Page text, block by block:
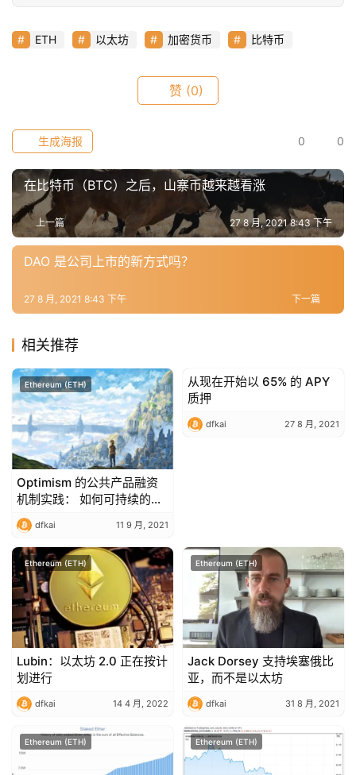
r
9
9
常
用
工
具
推
荐
ETH 以太坊 加密货币 比特币
赞 (0)
0 0
生成海报
在比特币（BTC）之后，山寨币越来越看涨
上一篇 27 8 月, 2021 8:43 下午
DAO 是公司上市的新方式吗？
下一篇
27 8 月, 2021 8:43 下午
相关推荐
Ethereum (ETH)
Optimism 的公共产品融资
机制实践： 如何可持续的为
公共产品提供资金？
dfkai 11 9 月, 2021
Ethereum (ETH)
从现在开始以 65% 的 APY
质押
dfkai 27 8 月, 2021
Ethereum (ETH)
Lubin：以太坊 2.0 正在按计
划进行
dfkai 14 4 月, 2022
Ethereum (ETH)
Jack Dorsey 支持埃塞俄比
亚，而不是以太坊
dfkai 31 8 月, 2021
Ethereum (ETH) Ethereum (ETH)